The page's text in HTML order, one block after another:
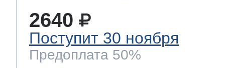
2640
Поступит 30 ноября
Предоплата 50%